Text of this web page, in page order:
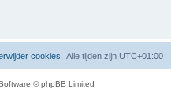
Alle tijden zijn UTC+01:00
cookies
© phpBB Limited